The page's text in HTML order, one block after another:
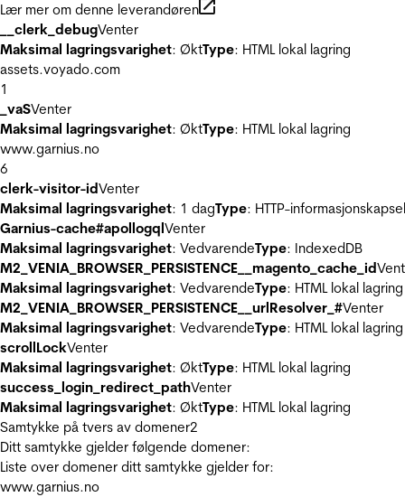
Lær mer om denne leverandøren
__clerk_debugVenter
Maksimal lagringsvarighet: ØktType: HTML lokal lagring
assets.voyado.com
1
_vaSVenter
Maksimal lagringsvarighet: ØktType: HTML lokal lagring
www.garnius.no
6
clerk-visitor-idVenter
Maksimal lagringsvarighet: 1 dagType: HTTP-informasjonskapsel
Garnius-cache#apollogqlVenter
Maksimal lagringsvarighet: VedvarendeType: IndexedDB
M2_VENIA_BROWSER_PERSISTENCE__magento_cache_id
Maksimal lagringsvarighet: VedvarendeType: HTML lokal lagring
M2_VENIA_BROWSER_PERSISTENCE__urlResolver_#Venter
Maksimal lagringsvarighet: VedvarendeType: HTML lokal lagring
scrollLockVenter
Maksimal lagringsvarighet: ØktType: HTML lokal lagring
success_login_redirect_pathVenter
Maksimal lagringsvarighet: ØktType: HTML lokal lagring
Samtykke på tvers av domener2
Ditt samtykke gjelder følgende domener:
Liste over domener ditt samtykke gjelder for:
www.garnius.no